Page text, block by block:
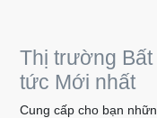
Thị trường Bất
tức Mới nhất
Cung cấp cho bạn